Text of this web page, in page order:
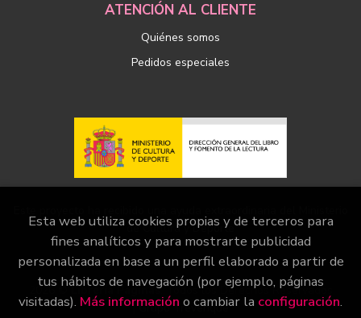
ATENCIÓN AL CLIENTE
Quiénes somos
Pedidos especiales
de Cultura y Deporte
2026 ©Librería Páginas. Todos los Derechos Reservados
|Grupo Trevenque
Esta web utiliza cookies propias y de terceros para
fines analíticos y para mostrarte publicidad
personalizada en base a un perfil elaborado a partir de
tus hábitos de navegación (por ejemplo, páginas
visitadas). Más información o cambiar la configuración.